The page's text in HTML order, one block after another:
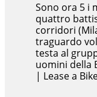
Sono ora 5 i
quattro
corridori
traguardo
testa al
uomini della
| Lease a